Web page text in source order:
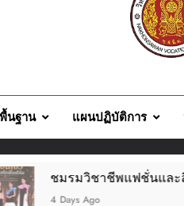
นฐาน แผนปฏิบัติการ
งทอ จัดโครงการแฟชั่นโชว์ผ้า